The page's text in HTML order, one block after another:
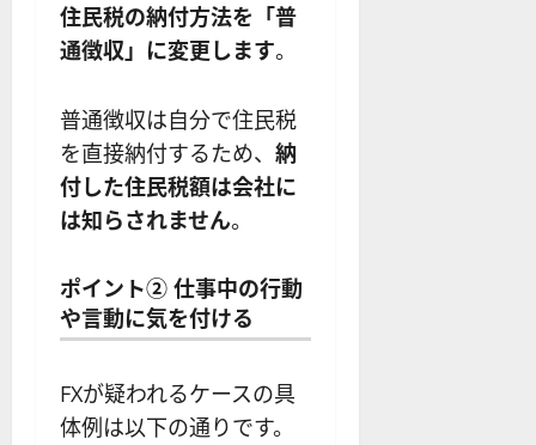
住民税の納付方法を「普
通徴収」に変更します。
普通徴収は自分で住民税
を直接納付するため、 納
付した住民税額は会社に
は知らされません。
ポイント② 仕事中の行動
や言動に気を付ける
FXが疑われるケースの具
体例は以下の通りです。